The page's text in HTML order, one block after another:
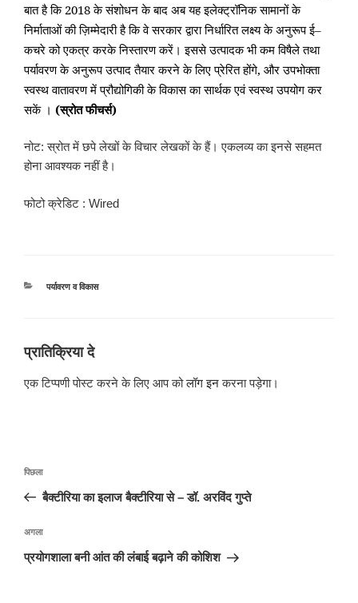
बात है कि 2018के संशोधन के बाद अब यह इलेक्ट्रॉनिक सामानों के
निर्माताओं की ज़िम्मेदारी है कि वे सरकार द्वारा निर्धारित लक्ष्य के अनुरूप ई–
कचरे को एकत्र करके निस्तारण करें। इससे उत्पादक भी कम विषैले तथा
पर्यावरण के अनुरूप उत्पाद तैयार करने के लिए प्रेरित होंगे, और उपभोक्ता
स्वस्थ वातावरण में प्रौद्योगिकी के विकास का सार्थक एवं स्वस्थ उपयोग कर
सकें । (स्रोत फीचर्स)
नोट: स्रोत में छपे लेखों के विचार लेखकों के हैं। एकलव्य का इनसे सहमत
होना आवश्यक नहीं है।
फोटो क्रेडिट : Wired
श्रेणियाँ
पर्यावरण व विकास
प्रातिक्रिया दे
एक टिप्पणी पोस्ट करने के लिए आप कोलॉग इनकरना पड़ेगा।
पोस्ट
पिछला
पोस्ट:
पिछला
बैक्टीरिया का इलाज बैक्टीरिया से – डॉ. अरविंद गुप्ते
अगली
पोस्ट
अगला
प्रयोगशाला बनी आंत की लंबाई बढ़ाने की कोशिश